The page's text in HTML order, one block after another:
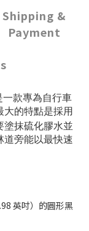
Shipping &
Payment
一款專為自行車
的特點是採用
塗抹硫化膠水並
道旁能以最快速
英吋）的圓形黑